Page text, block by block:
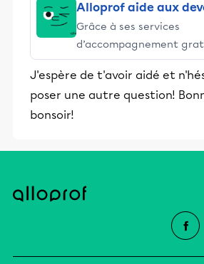
Alloprof aide aux
Grâce à ses services
d’accompagnement
stimulants, Alloprof
et leurs parents dans la
éducative.
J'espère de t'avoir aidé et
poser une autre question!
bonsoir!